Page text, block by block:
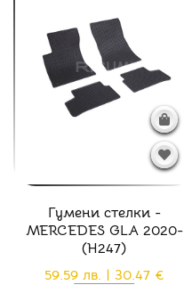
Гумени стелки -
MERCEDES GLA 2020-
(H247)
59.59 лв. | 30.47 €